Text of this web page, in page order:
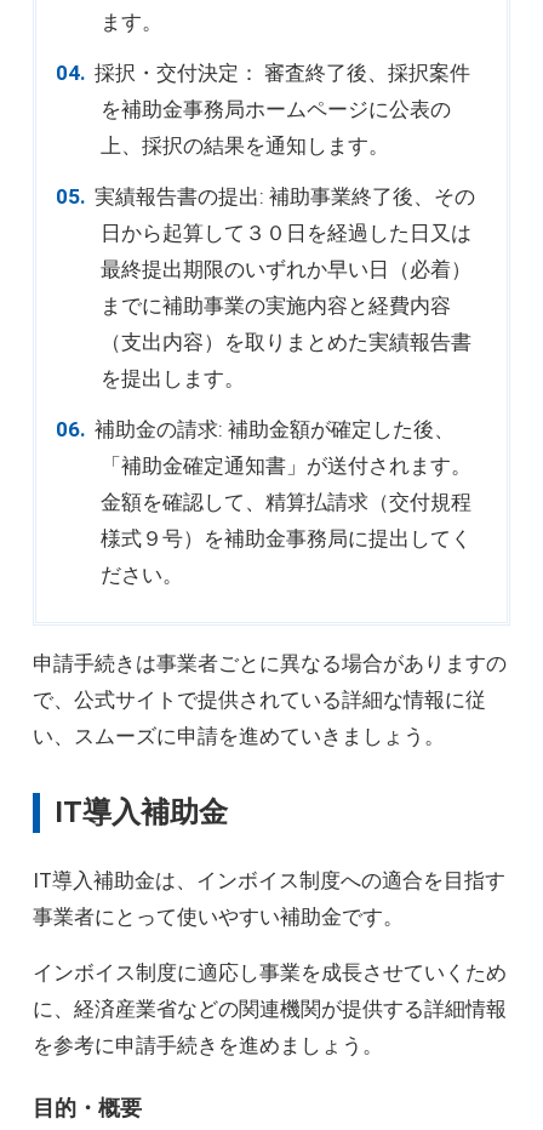
ます。
採択・交付決定： 審査終了後、採択案件
を補助金事務局ホームページに公表の
上、採択の結果を通知します。
実績報告書の提出: 補助事業終了後、その
日から起算して３０日を経過した日又は
最終提出期限のいずれか早い日（必着）
までに補助事業の実施内容と経費内容
（支出内容）を取りまとめた実績報告書
を提出します。
補助金の請求: 補助金額が確定した後、
「補助金確定通知書」が送付されます。
金額を確認して、精算払請求（交付規程
様式９号）を補助金事務局に提出してく
ださい。
申請手続きは事業者ごとに異なる場合がありますの
で、公式サイトで提供されている詳細な情報に従
い、スムーズに申請を進めていきましょう。
IT導入補助金
IT導入補助金は、インボイス制度への適合を目指す
事業者にとって使いやすい補助金です。
インボイス制度に適応し事業を成長させていくため
に、経済産業省などの関連機関が提供する詳細情報
を参考に申請手続きを進めましょう。
目的・概要